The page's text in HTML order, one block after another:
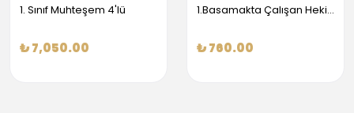
1. Sınıf Muhteşem 4'lü
₺ 7,050.00
1.Basamakta Çalışan Hekimler İçin Temel Obstetrik Ve Jinekoloji Bilgisi
₺ 760.00